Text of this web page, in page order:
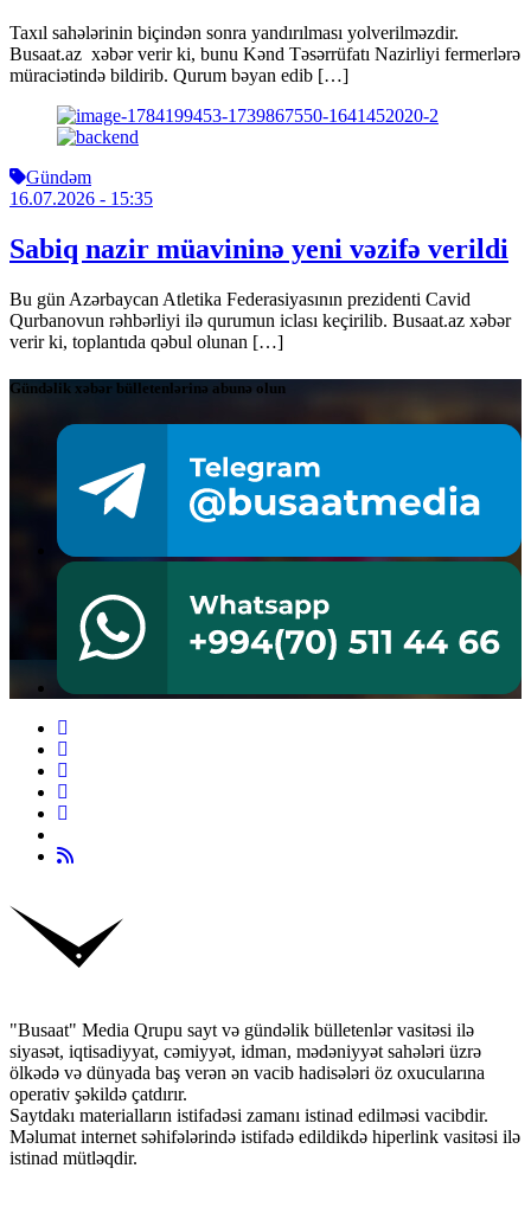
Taxıl sahələrinin biçindən sonra yandırılması yolverilməzdir.
Busaat.az xəbər verir ki, bunu Kənd Təsərrüfatı Nazirliyi fermerlərə
müraciətində bildirib. Qurum bəyan edib […]
Gündəm
16.07.2026 - 15:35
Sabiq nazir müavininə yeni vəzifə verildi
Bu gün Azərbaycan Atletika Federasiyasının prezidenti Cavid
Qurbanovun rəhbərliyi ilə qurumun iclası keçirilib. Busaat.az xəbər
verir ki, toplantıda qəbul olunan […]
Gündəlik xəbər bülletenlərinə abunə olun
"Busaat" Media Qrupu sayt və gündəlik bülletenlər vasitəsi ilə
siyasət, iqtisadiyyat, cəmiyyət, idman, mədəniyyət sahələri üzrə
ölkədə və dünyada baş verən ən vacib hadisələri öz oxucularına
operativ şəkildə çatdırır.
Saytdakı materialların istifadəsi zamanı istinad edilməsi vacibdir.
Məlumat internet səhifələrində istifadə edildikdə hiperlink vasitəsi ilə
istinad mütləqdir.